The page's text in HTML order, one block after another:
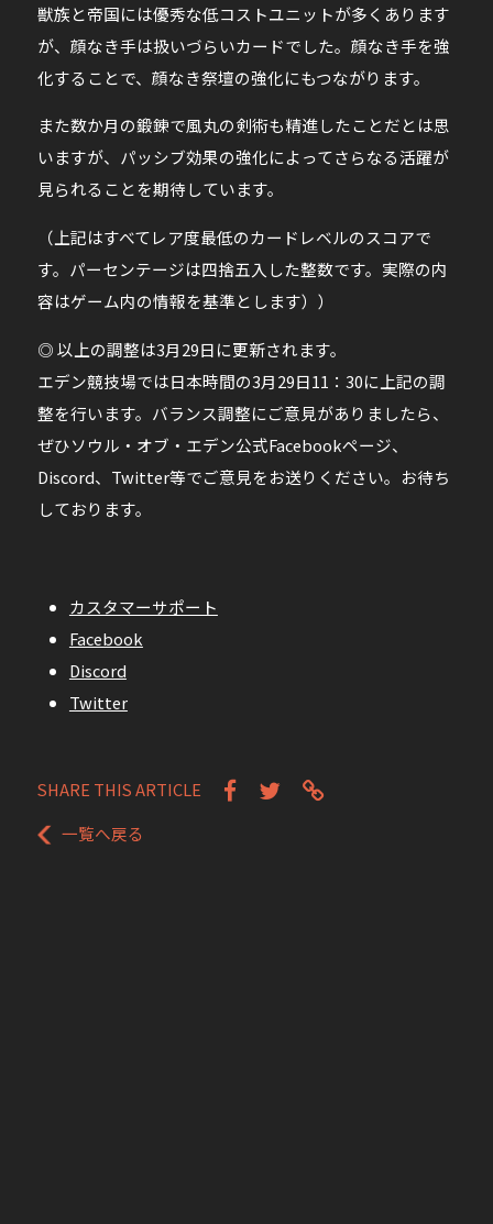
獣族と帝国には優秀な低コストユニットが多くあります
が、顔なき手は扱いづらいカードでした。顔なき手を強
化することで、顔なき祭壇の強化にもつながります。
また数か月の鍛錬で風丸の剣術も精進したことだとは思
いますが、パッシブ効果の強化によってさらなる活躍が
見られることを期待しています。
（上記はすべてレア度最低のカードレベルのスコアで
す。パーセンテージは四捨五入した整数です。実際の内
容はゲーム内の情報を基準とします））
◎ 以上の調整は3月29日に更新されます。
エデン競技場では日本時間の3月29日11：30に上記の調
整を行います。バランス調整にご意見がありましたら、
ぜひソウル・オブ・エデン公式Facebookページ、
Discord、Twitter等でご意見をお送りください。お待ち
しております。
カスタマーサポート
Facebook
Discord
Twitter
SHARE THIS ARTICLE
一覧へ戻る